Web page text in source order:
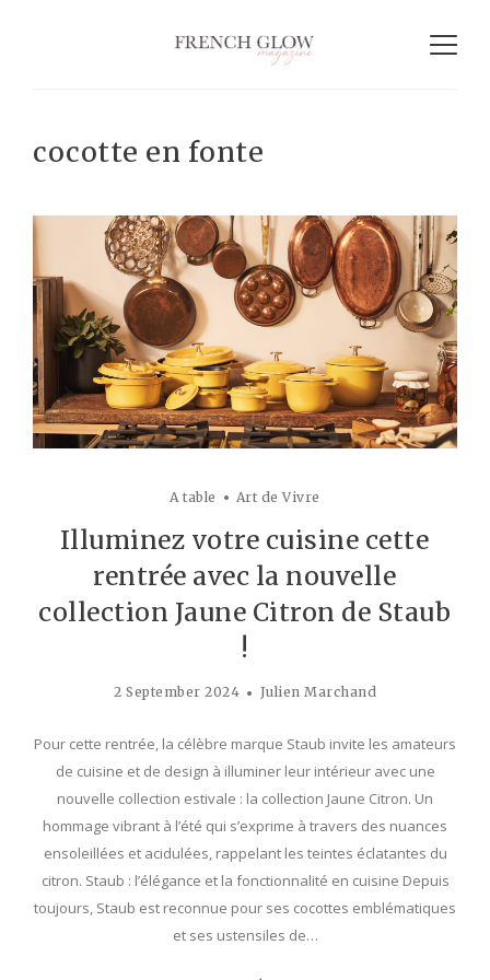
cocotte en fonte
A table Art de Vivre
Illuminez votre cuisine cette
rentrée avec la nouvelle
collection Jaune Citron de Staub
!
2 September 2024 Julien Marchand
Pour cette rentrée, la célèbre marque Staub invite les amateurs
de cuisine et de design à illuminer leur intérieur avec une
nouvelle collection estivale : la collection Jaune Citron. Un
hommage vibrant à l’été qui s’exprime à travers des nuances
ensoleillées et acidulées, rappelant les teintes éclatantes du
citron. Staub : l’élégance et la fonctionnalité en cuisine Depuis
toujours, Staub est reconnue pour ses cocottes emblématiques
et ses ustensiles de…